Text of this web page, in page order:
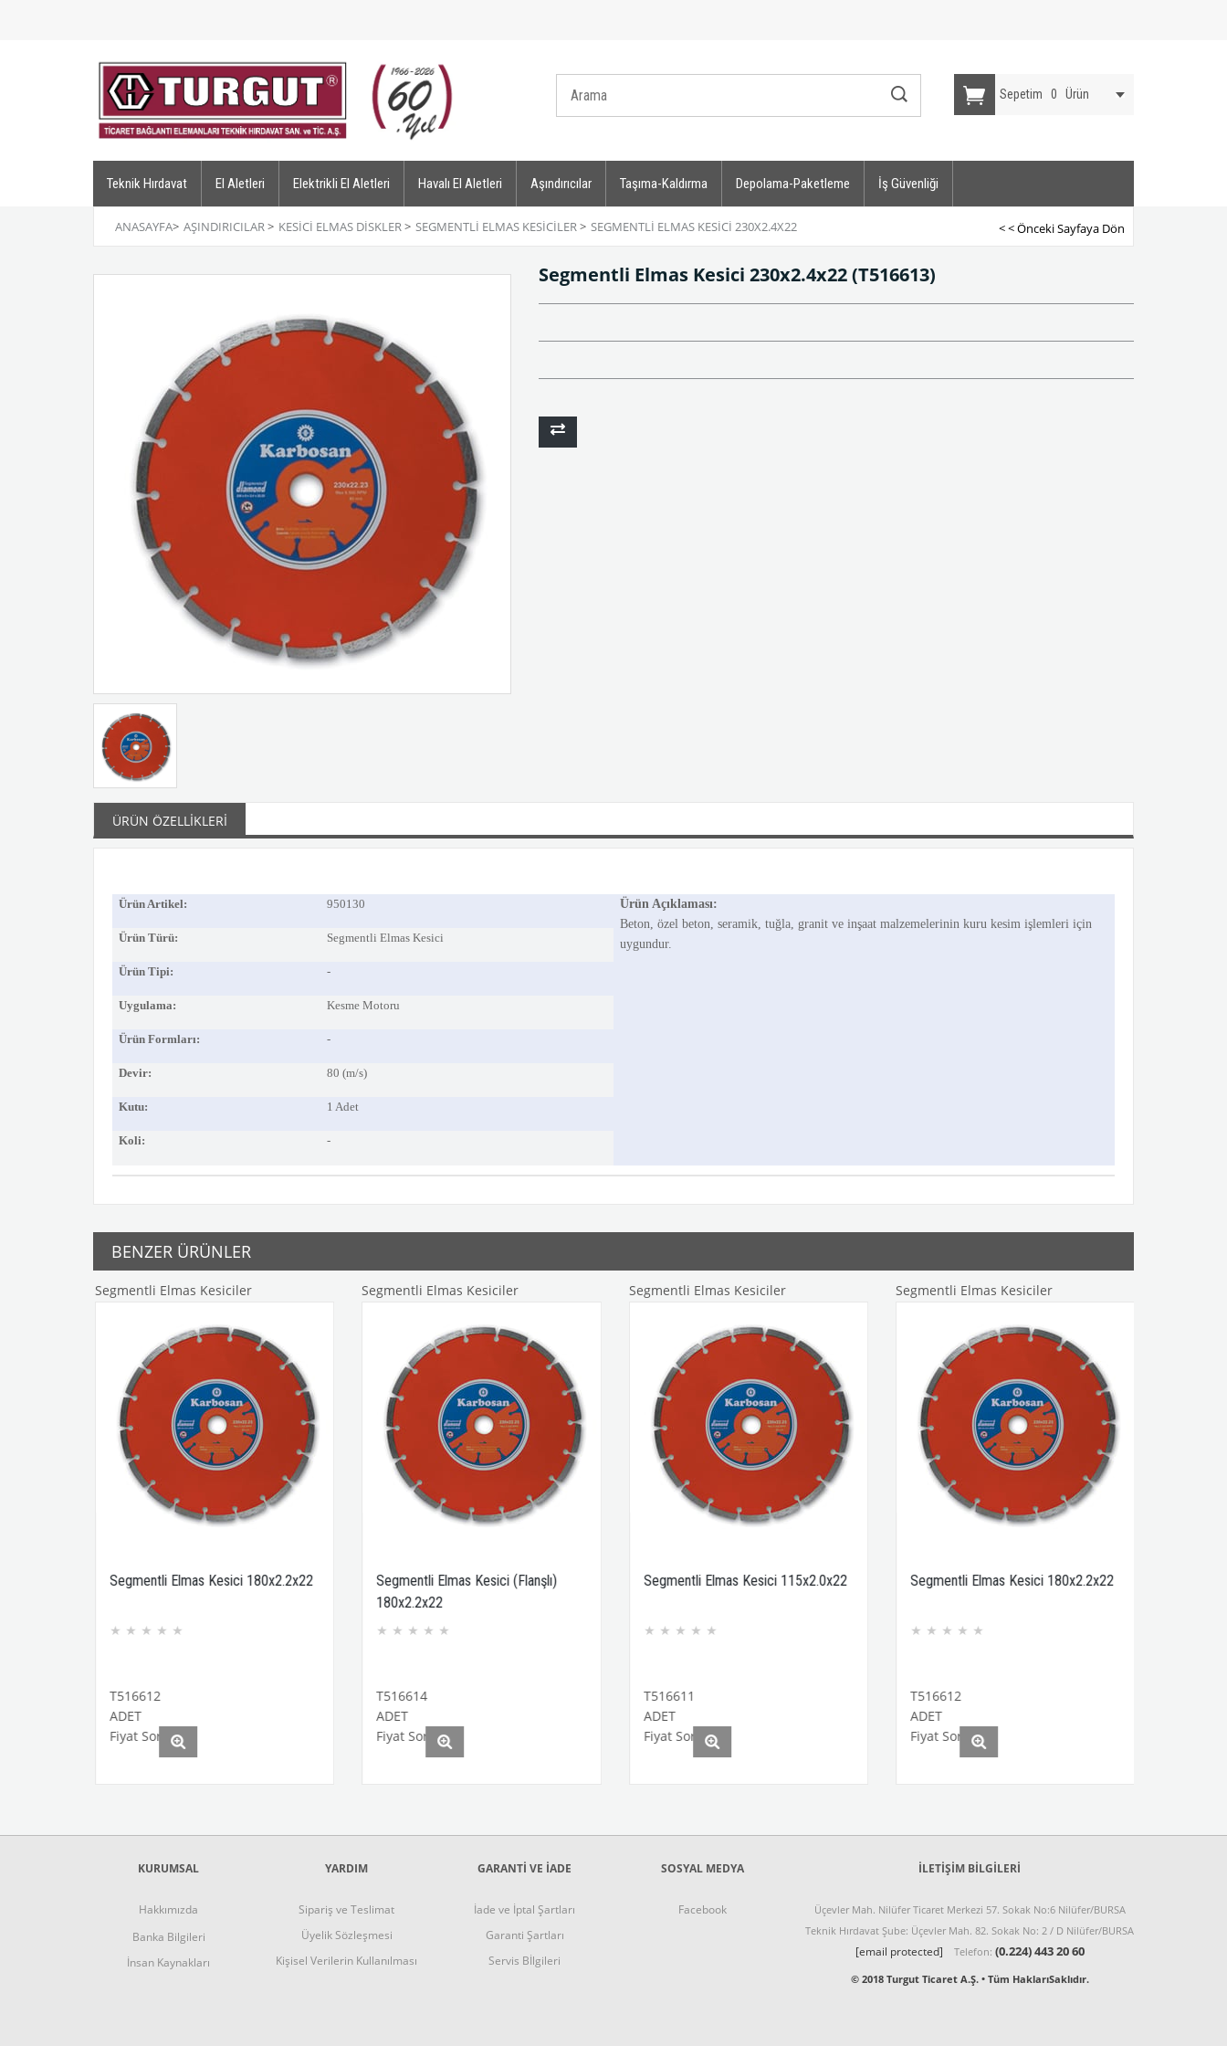
Sepetim 0 Ürün
Teknik Hırdavat El Aletleri Elektrikli El Aletleri Havalı El Aletleri Aşındırıcılar Taşıma-Kaldırma Depolama-Paketleme İş Güvenliği
ANASAYFA> AŞINDIRICILAR> KESICI ELMAS DISKLER> SEGMENTLI ELMAS KESICILER> SEGMENTLI ELMAS KESICI 230X2.4X22 < < Önceki Sayfaya Dön
Segmentli Elmas Kesici 230x2.4x22(T516613)
ÜRÜN ÖZELLIKLERI
Ürün Artikel: 950130
Ürün Açıklaması:
Beton, özel beton, seramik, tuğla, granit ve inşaat malzemelerinin kuru kesim işlemleri için
uygundur.
Ürün Türü: Segmentli Elmas Kesici
Ürün Tipi: -
Uygulama: Kesme Motoru
Ürün Formları: -
Devir: 80 (m/s)
Kutu: 1 Adet
Koli: -
BENZER ÜRÜNLER
Segmentli Elmas Kesiciler
Segmentli Elmas Kesici 180x2.2x22
★ ★
T516612
Fiyat Sorunuz
Segmentli Elmas Kesiciler
Segmentli Elmas Kesici (Flanşlı)
180x2.2x22
★ ★
T516614
Fiyat Sorunuz
Segmentli Elmas Kesiciler
Segmentli Elmas Kesici 115x2.0x22
★ ★
T516611
Fiyat Sorunuz
Segmentli Elmas Kesiciler
Segmentli Elmas Kesici 180x2.2x22
★ ★
T516612
Fiyat Sorunuz
KURUMSAL
Hakkımızda
Banka Bilgileri
İnsan Kaynakları
YARDIM
Sipariş ve Teslimat
Üyelik Sözleşmesi
Kişisel Verilerin Kullanılması
GARANTI VE İADE
İade ve İptal Şartları
Garanti Şartları
Servis Bİlgileri
SOSYAL MEDYA
Facebook
İLETIŞIM BILGILERI
Üçevler Mah. Nilüfer Ticaret Merkezi 57. Sokak No:6 Nilüfer/BURSA
Teknik Hırdavat Şube: Üçevler Mah. 82. Sokak No: 2 / D Nilüfer/BURSA
[email protected] Telefon: (0.224) 443 20 60
© 2018 Turgut Ticaret A.Ş. • Tüm HaklarıSaklıdır.